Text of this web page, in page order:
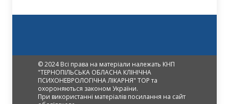
© 2024 Всі права на матеріали належать КНП
"ТЕРНОПІЛЬСЬКА ОБЛАСНА КЛІНІЧНА
ПСИХОНЕВРОЛОГІЧНА ЛІКАРНЯ" ТОР та
охороняються законом України.
При використанні матеріалів посилання на сайт